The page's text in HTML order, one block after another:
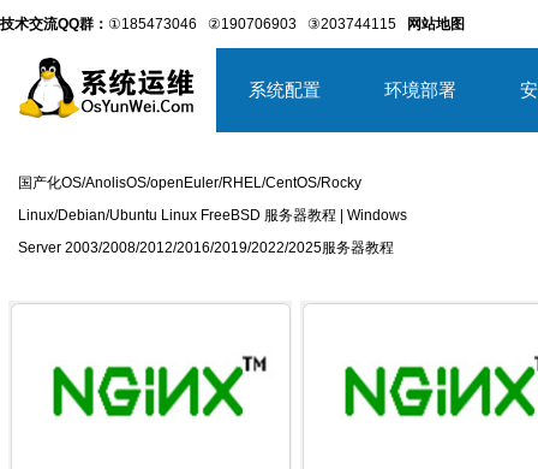
技术交流QQ群： ①185473046 ②190706903 ③203744115 网站地图
系统配置 环境部署
国产化OS/AnolisOS/openEuler/RHEL/CentOS/Rocky
Linux/Debian/Ubuntu Linux FreeBSD 服务器教程 | Windows
Server 2003/2008/2012/2016/2019/2022/2025服务器教程